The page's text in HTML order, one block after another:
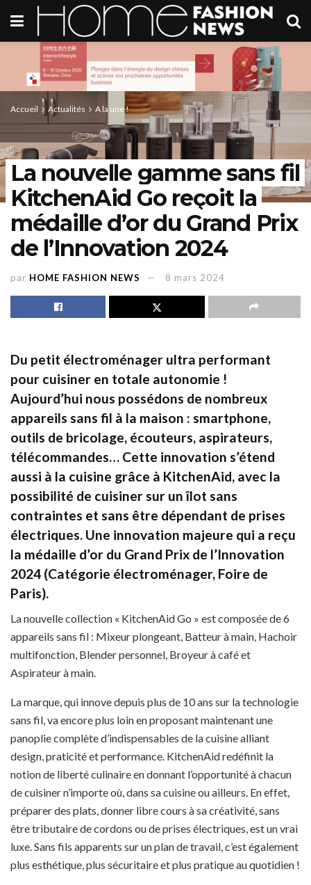
Accueil Actualités A la une !
La nouvelle gamme sans fil
KitchenAid Go reçoit la
médaille d’or du Grand Prix
de l’Innovation 2024
par HOME FASHION NEWS 8 mars 2024
Du petit électroménager ultra performant
pour cuisiner en totale autonomie !
Aujourd’hui nous possédons de nombreux
appareils sans fil à la maison : smartphone,
outils de bricolage, écouteurs, aspirateurs,
télécommandes… Cette innovation s’étend
aussi à la cuisine grâce à KitchenAid, avec la
possibilité de cuisiner sur un îlot sans
contraintes et sans être dépendant de prises
électriques. Une innovation majeure qui a reçu
la médaille d’or du Grand Prix de l’Innovation
2024 (Catégorie électroménager, Foire de
Paris).
La nouvelle collection « KitchenAid Go » est composée de 6
appareils sans fil : Mixeur plongeant, Batteur à main, Hachoir
multifonction, Blender personnel, Broyeur à café et
Aspirateur à main.
La marque, qui innove depuis plus de 10 ans sur la technologie
sans fil, va encore plus loin en proposant maintenant une
panoplie complète d’indispensables de la cuisine alliant
design, praticité et performance. KitchenAid redéfinit la
notion de liberté culinaire en donnant l’opportunité à chacun
de cuisiner n’importe où, dans sa cuisine ou ailleurs. En effet,
préparer des plats, donner libre cours à sa créativité, sans
être tributaire de cordons ou de prises électriques, est un vrai
luxe. Sans fils apparents sur un plan de travail, c’est également
plus esthétique, plus sécuritaire et plus pratique au quotidien !